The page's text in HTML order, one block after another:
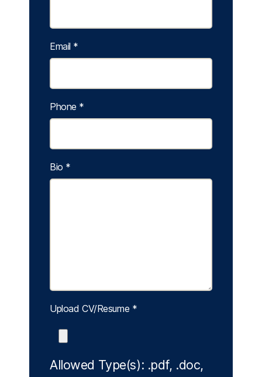
Email *
Phone *
Bio *
Upload CV/Resume *
Allowed Type(s): .pdf, .doc,